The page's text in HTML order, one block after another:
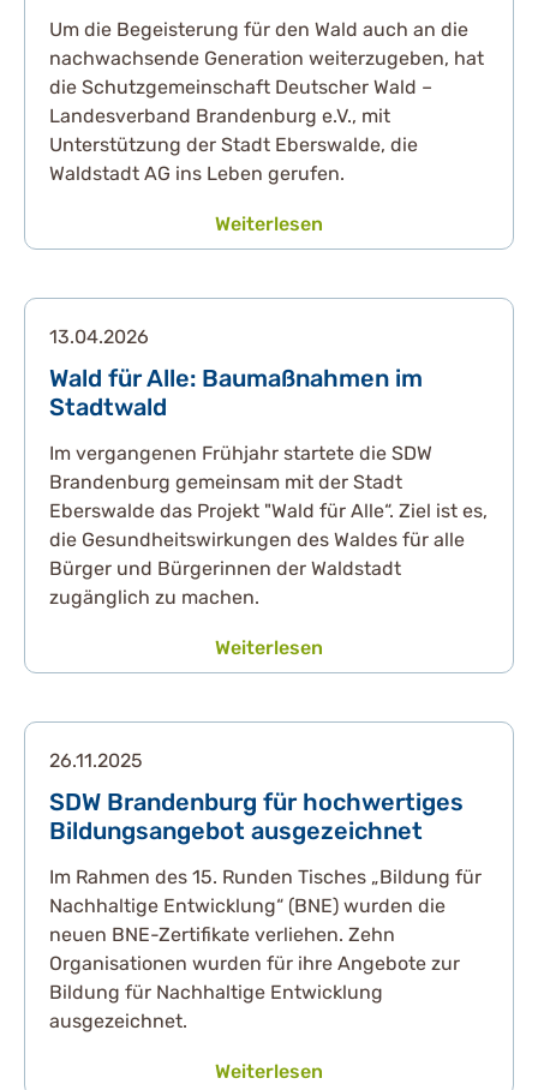
Um die Begeisterung für den Wald auch an die
nachwachsende Generation weiterzugeben, hat
die Schutzgemeinschaft Deutscher Wald –
Landesverband Brandenburg e.V., mit
Unterstützung der Stadt Eberswalde, die
Waldstadt AG ins Leben gerufen.
Weiterlesen
13.04.2026
Wald für Alle: Baumaßnahmen im
Stadtwald
Im vergangenen Frühjahr startete die SDW
Brandenburg gemeinsam mit der Stadt
Eberswalde das Projekt "Wald für Alle“. Ziel ist es,
die Gesundheitswirkungen des Waldes für alle
Bürger und Bürgerinnen der Waldstadt
zugänglich zu machen.
Weiterlesen
26.11.2025
SDW Brandenburg für hochwertiges
Bildungsangebot ausgezeichnet
Im Rahmen des 15. Runden Tisches „Bildung für
Nachhaltige Entwicklung“ (BNE) wurden die
neuen BNE-Zertifikate verliehen. Zehn
Organisationen wurden für ihre Angebote zur
Bildung für Nachhaltige Entwicklung
ausgezeichnet.
Weiterlesen